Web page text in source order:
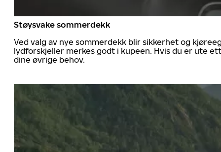
Støysvake sommerdekk
Ved valg av nye sommerdekk blir sikkerhet og
lydforskjeller merkes godt i kupeen. Hvis du er ute
dine øvrige behov.